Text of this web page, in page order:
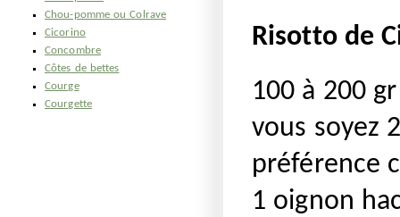
Chou-pomme ou Colrave
Cicorino
Concombre
Côtes de bettes
Courge
Courgette
Risotto de
100 à 200
vous soyez
préférence
1 oignon